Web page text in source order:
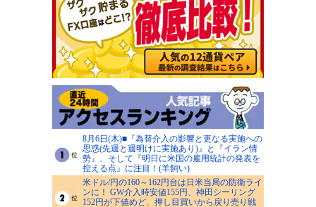
8月6日(木)■『為替介入の影響と更なる実施への
思惑(先週と週明けに実施あり)』と『イラン情
勢』、そして『明日に米国の雇用統計の発表を
控える点』に注目！(羊飼い)
米ドル/円の160～162円台は日米当局の防衛ライ
ンに！ GW介入時安値155円、神田シーリング
152円が下値めど、押し目買いから戻り売り戦